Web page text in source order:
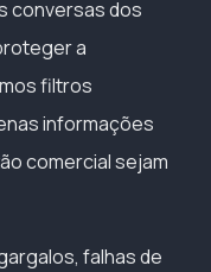
conversas dos
a
filtros
informações
comercial sejam
falhas de